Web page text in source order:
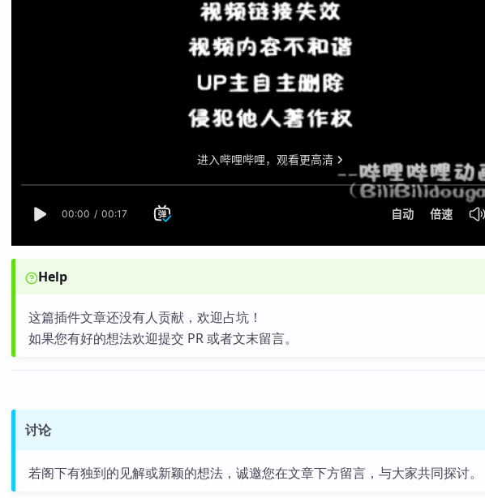
Help
这篇插件文章还没有人贡献，欢迎占坑！
如果您有好的想法欢迎提交 PR 或者文末留言。
讨论
若阁下有独到的见解或新颖的想法，诚邀您在文章下方留言，与大家共同探讨。